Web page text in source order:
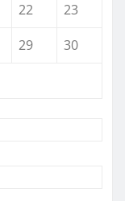
22
23
29
30